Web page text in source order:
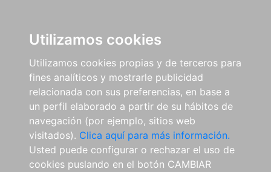
Utilizamos cookies
Utilizamos cookies propias y de terceros para
fines analíticos y mostrarle publicidad
relacionada con sus preferencias, en base a
un perfil elaborado a partir de su hábitos de
navegación (por ejemplo, sitios web
visitados). Clica aquí para más información.
Usted puede configurar o rechazar el uso de
cookies puslando en el botón CAMBIAR